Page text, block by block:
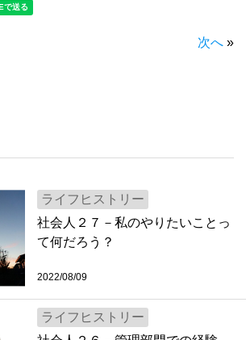
次へ »
ライフヒストリー
2022/08/09
社会人２７－私のやりたいことっ
て何だろう？
ライフヒストリー